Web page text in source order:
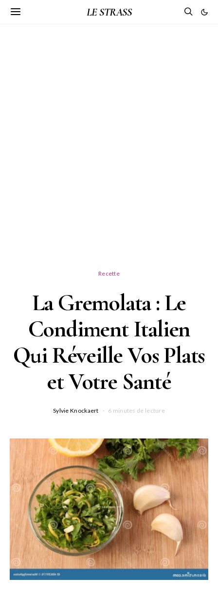
LE STRASS
Recette
La Gremolata : Le
Condiment Italien
Qui Réveille Vos Plats
et Votre Santé
Sylvie Knockaert 6 minutes de lecture